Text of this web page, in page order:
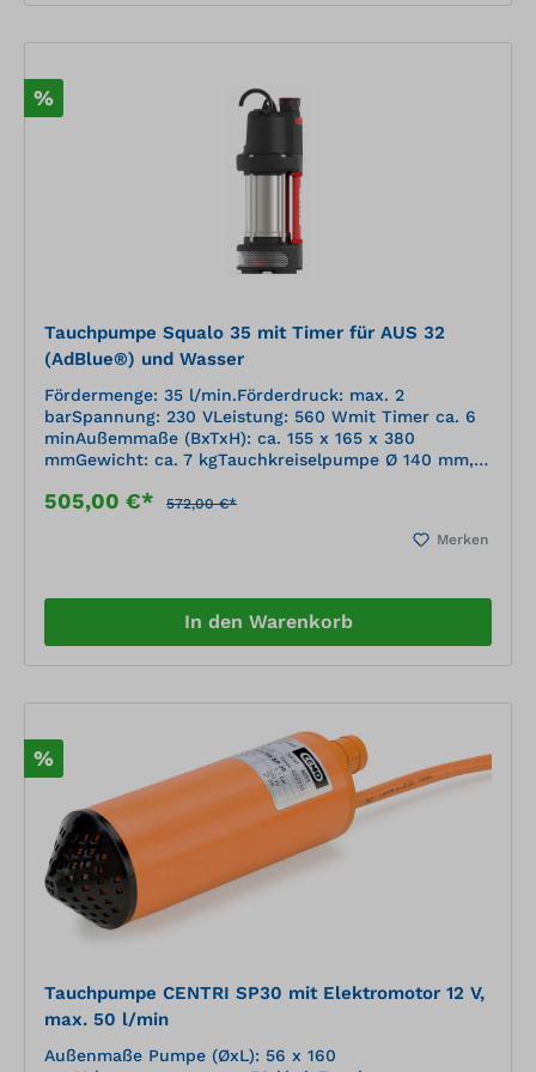
%
Tauchpumpe Squalo 35 mit Timer für AUS 32
(AdBlue®) und Wasser
Fördermenge: 35 l/min.Förderdruck: max. 2
barSpannung: 230 VLeistung: 560 Wmit Timer ca. 6
minAußemmaße (BxTxH): ca. 155 x 165 x 380
mmGewicht: ca. 7 kgTauchkreiselpumpe Ø 140 mm,
Druckreguliersystemnahezu konstanter Druck und
505,00 €* 572,00 €*
Merken
In den Warenkorb
%
Tauchpumpe CENTRI SP30 mit Elektromotor 12 V,
max. 50 l/min
Außenmaße Pumpe (ØxL): 56 x 160